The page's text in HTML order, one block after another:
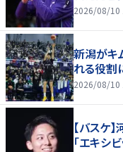
2026/08/10
新潟がキ
れる役割
2026/08/10
【バスケ
「エキシ